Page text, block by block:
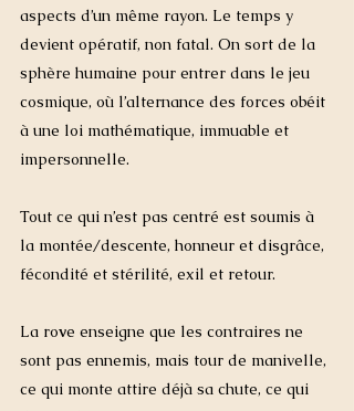
aspects d’un même rayon. Le temps y
devient opératif, non fatal. On sort de la
sphère humaine pour entrer dans le jeu
cosmique, où l’alternance des forces obéit
à une loi mathématique, immuable et
impersonnelle.
Tout ce qui n’est pas centré est soumis à
la montée/descente, honneur et disgrâce,
fécondité et stérilité, exil et retour.
La rove enseigne que les contraires ne
sont pas ennemis, mais tour de manivelle,
ce qui monte attire déjà sa chute, ce qui